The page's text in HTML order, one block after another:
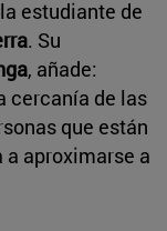
estudiante de
. Su
, añade:
cercanía de las
que están
aproximarse a